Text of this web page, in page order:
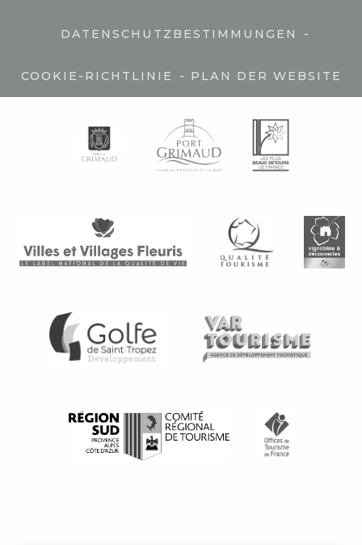
DATENSCHUTZBESTIMMUNGEN -
COOKIE-RICHTLINIE - PLAN DER WEBSITE